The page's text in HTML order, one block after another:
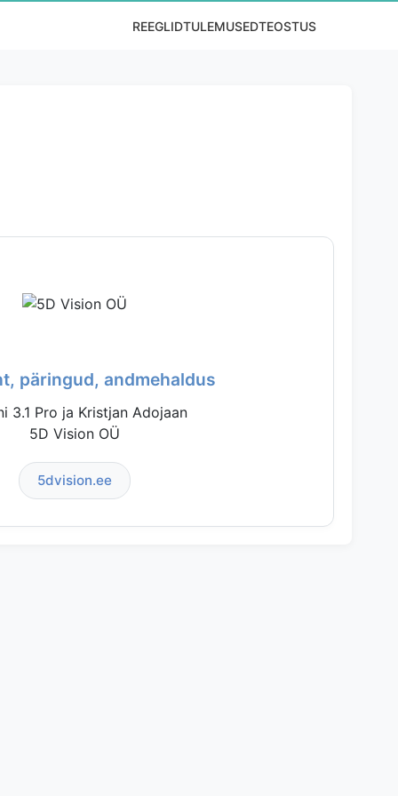
REEGLIDTULEMUSEDTEOSTUS
päringud, andmehaldus
3.1 Pro ja Kristjan Adojaan
5D Vision OÜ
5dvision.ee